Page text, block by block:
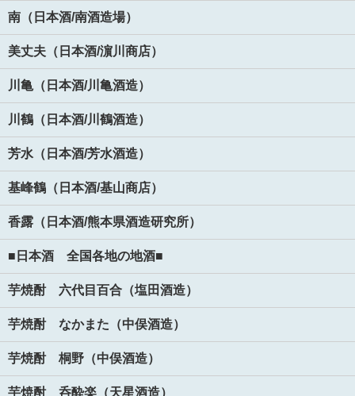
南（日本酒/南酒造場）
美丈夫（日本酒/濵川商店）
川亀（日本酒/川亀酒造）
川鶴（日本酒/川鶴酒造）
芳水（日本酒/芳水酒造）
基峰鶴（日本酒/基山商店）
香露（日本酒/熊本県酒造研究所）
■日本酒 全国各地の地酒■
芋焼酎 六代目百合（塩田酒造）
芋焼酎 なかまた（中俣酒造）
芋焼酎 桐野（中俣酒造）
芋焼酎 呑酔楽（天星酒造）